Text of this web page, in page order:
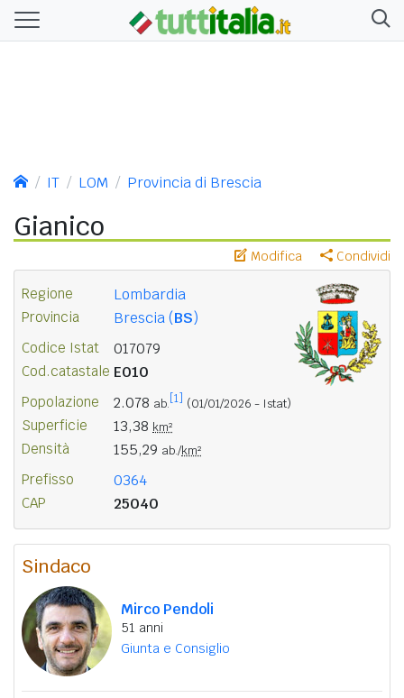
IT LOM Provincia di Brescia
Gianico
Modifica Condividi
Regione Lombardia
Provincia Brescia (BS)
Codice Istat 017079
Cod.catastale E010
Popolazione 2.078 ab. [1] (01/01/2026 - Istat)
Superficie 13,38 km²
Densità 155,29 ab./km²
Prefisso 0364
CAP 25040
Sindaco
Mirco Pendoli
51 anni
Giunta e Consiglio